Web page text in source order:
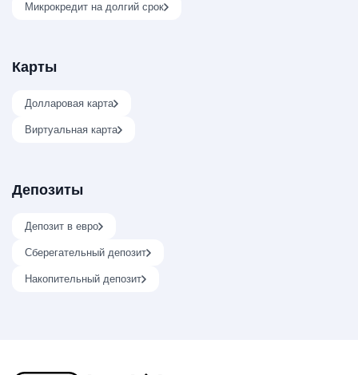
Микрокредит на долгий срок
Карты
Долларовая карта
Виртуальная карта
Депозиты
Депозит в евро
Сберегательный депозит
Накопительный депозит